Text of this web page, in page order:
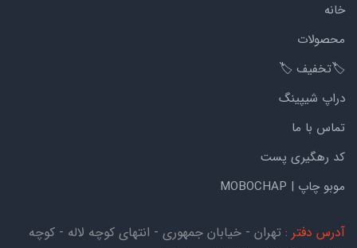
خانه
محصولات
🏷️تخفیف 🏷️
دراپ شیپینگ
تماس با ما
کد رهگیری پست
موبو چاپ | MOBOCHAP
آدرس دفتر : تهران - خیابان جمهوری - انتهای کوچه لاله - کوچه